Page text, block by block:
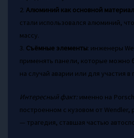
2. Алюминий как основной материал
стали использовался алюминий,
массу.
3. Съёмные элементы: инженеры
применять панели, которые можно
на случай аварии или для участия в
Интересный факт:именно на
построенном с кузовом от
— трагедия, ставшая частью